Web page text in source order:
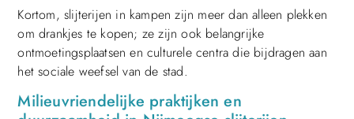
Kortom, slijterijen in kampen zijn meer dan alleen plekken
om drankjes te kopen; ze zijn ook belangrijke
ontmoetingsplaatsen en culturele centra die bijdragen aan
het sociale weefsel van de stad.
Milieuvriendelijke praktijken en